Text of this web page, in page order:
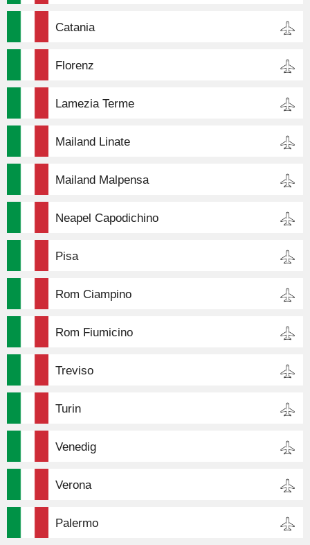
Catania
Florenz
Lamezia Terme
Mailand Linate
Mailand Malpensa
Neapel Capodichino
Pisa
Rom Ciampino
Rom Fiumicino
Treviso
Turin
Venedig
Verona
Palermo